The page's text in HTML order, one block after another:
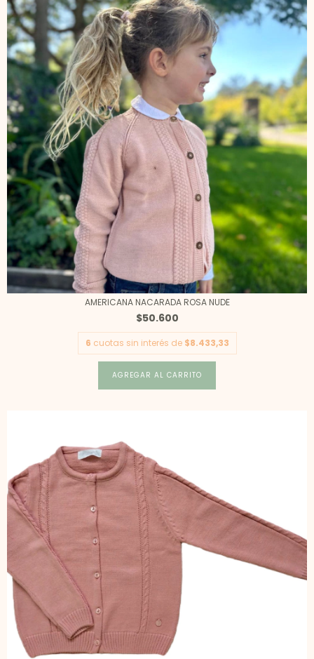
AMERICANA NACARADA ROSA NUDE
$50.600
6 cuotas sin interés de $8.433,33
AGREGAR AL CARRITO